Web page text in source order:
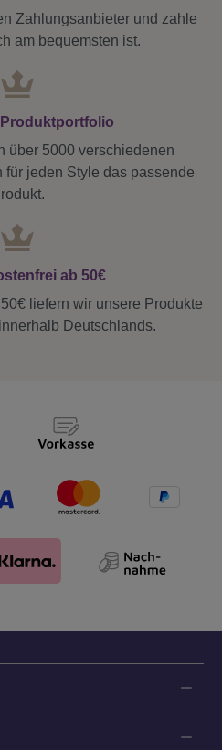
Zahlungsanbieter und zahle
am bequemsten ist.
über 5000 verschiedenen
für jeden Style das passende
ab 50€
liefern wir unsere Produkte
Deutschlands.